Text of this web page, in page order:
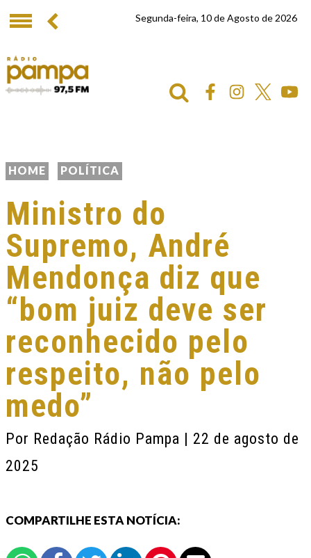
Segunda-feira, 10 de Agosto de 2026
HOME POLÍTICA
Ministro do
Supremo, André
Mendonça diz que
“bom juiz deve ser
reconhecido pelo
respeito, não pelo
medo”
Por Redação Rádio Pampa | 22 de agosto de
2025
COMPARTILHE ESTA NOTÍCIA: